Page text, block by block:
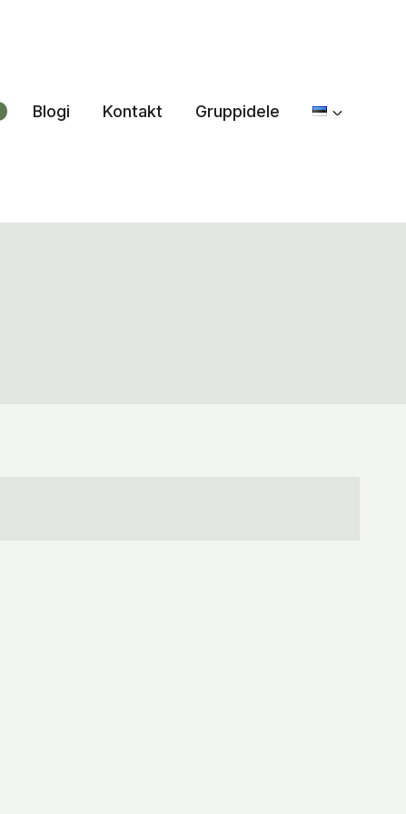
Blogi Kontakt Gruppidele